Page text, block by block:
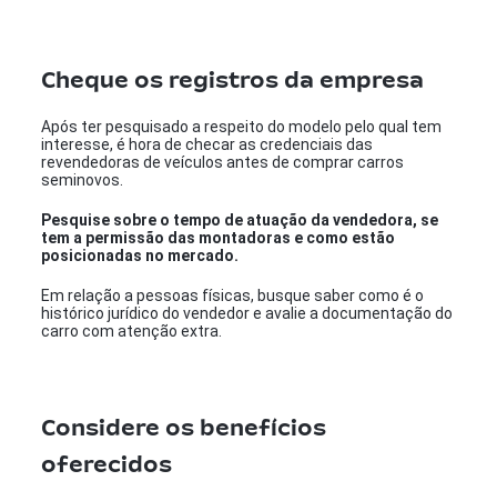
Cheque os registros da empresa
Após ter pesquisado a respeito do modelo pelo qual tem
interesse, é hora de checar as credenciais das
revendedoras de veículos antes de comprar carros
seminovos.
Pesquise sobre o tempo de atuação da vendedora, se
tem a permissão das montadoras e como estão
posicionadas no mercado.
Em relação a pessoas físicas, busque saber como é o
histórico jurídico do vendedor e avalie a documentação do
carro com atenção extra.
Considere os benefícios
oferecidos